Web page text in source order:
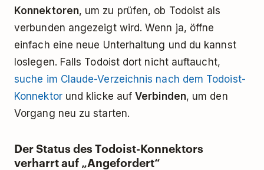
Konnektoren, um zu prüfen, ob Todoist als
verbunden angezeigt wird. Wenn ja, öffne
einfach eine neue Unterhaltung und du kannst
loslegen. Falls Todoist dort nicht auftaucht,
suche im Claude-Verzeichnis nach dem Todoist-
Konnektorund klicke aufVerbinden, um den
Vorgang neu zu starten.
Der Status des Todoist-Konnektors
verharrt auf „Angefordert“